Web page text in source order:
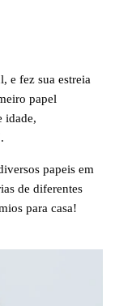
e fez sua estreia
papel
idade,
papeis em
de diferentes
para casa!